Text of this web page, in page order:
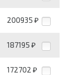
200935 ₽
187195 ₽
172702 ₽